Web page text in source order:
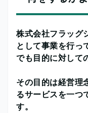
株式会社フラッグ
として事業を行っ
でも目的に対して
その目的は経営理
るサービスを一つ
す。